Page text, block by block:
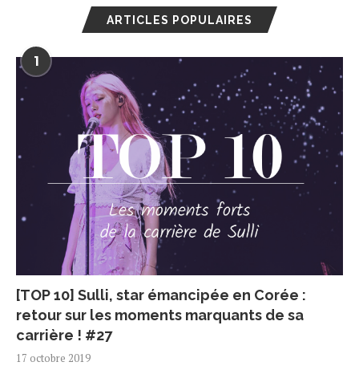
ARTICLES POPULAIRES
1
[TOP 10] Sulli, star émancipée en Corée :
retour sur les moments marquants de sa
carrière ! #27
17 octobre 2019